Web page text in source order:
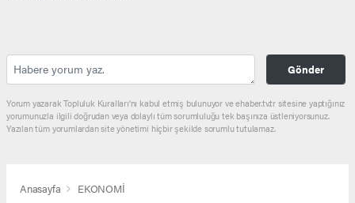
Gönder
Yorum yazarak Topluluk Kuralları’nı kabul etmiş bulunuyor ve ehaber.tv.tr sitesine yaptığınız
yorumunuzla ilgili doğrudan veya dolaylı tüm sorumluluğu tek başınıza üstleniyorsunuz.
Yazılan tüm yorumlardan site yönetimi hiçbir şekilde sorumlu tutulamaz.
Anasayfa EKONOMİ